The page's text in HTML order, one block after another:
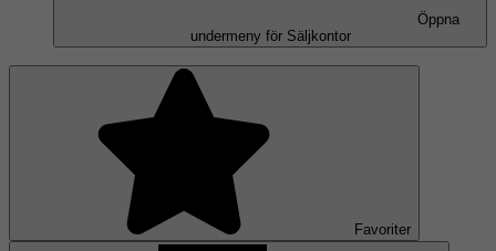
Öppna
undermeny för Säljkontor
Favoriter